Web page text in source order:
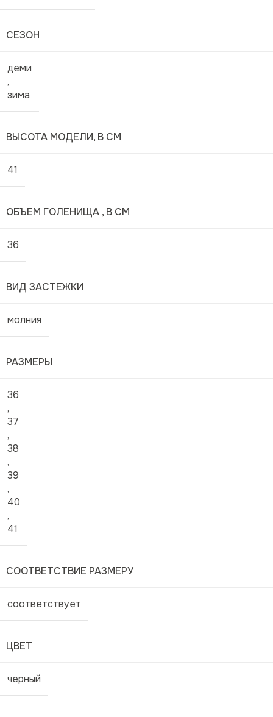
СЕЗОН
деми
,
зима
ВЫСОТА МОДЕЛИ, В СМ
41
ОБЪЕМ ГОЛЕНИЩА , В СМ
36
ВИД ЗАСТЕЖКИ
молния
РАЗМЕРЫ
36
,
37
,
38
,
39
,
40
,
41
СООТВЕТСТВИЕ РАЗМЕРУ
соответствует
ЦВЕТ
черный